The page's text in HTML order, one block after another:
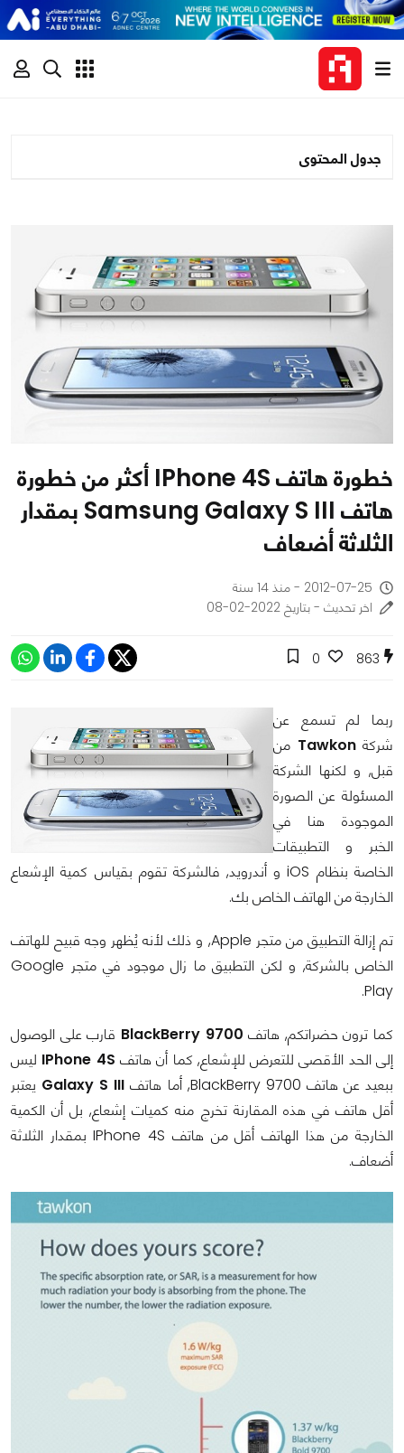
جدول المحتوى
خطورة هاتف IPhone 4S أكثر من خطورة
هاتف Samsung Galaxy S III بمقدار
الثلاثة أضعاف
2012-07-25 - منذ 14 سنة
اخر تحديث - بتاريخ 2022-02-08
863
0
ربما لم تسمع عن
شركةTawkon من
قبل, و لكنها الشركة
المسئولة عن الصورة
الموجودة هنا في
الخبر و التطبيقات
الخاصة بنظام iOS و أندرويد, فالشركة تقوم بقياس كمية الإشعاع
الخارجة من الهاتف الخاص بك.
تم إزالة التطبيق من متجر Apple, و ذلك لأنه يُظهر وجه قبيح للهاتف
الخاص بالشركة, و لكن التطبيق ما زال موجود في متجر Google
Play.
كما ترون حضراتكم, هاتفBlackBerry 9700
قارب على الوصول
إلى الحد الأقصى للتعرض للإشعاع, كما أن هاتف
ليس
ببعيد عن هاتف BlackBerry 9700, أما هاتف
Galaxy S III يعتبر
أقل هاتف في هذه المقارنة تخرج منه كميات إشعاع, بل أن الكمية
الخارجة من هذا الهاتف أقل من هاتف IPhone 4S بمقدار الثلاثة
أضعاف.